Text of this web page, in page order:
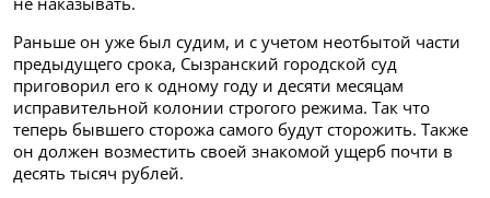
Раньше он уже был судим, и с учетом неотбытой части
предыдущего срока, Сызранский городской суд
приговорил его к одному году и десяти месяцам
исправительной колонии строгого режима. Так что
теперь бывшего сторожа самого будут сторожить. Также
он должен возместить своей знакомой ущерб почти в
десять тысяч рублей.